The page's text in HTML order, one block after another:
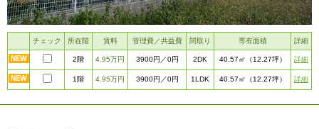
チェック 所在階 賃料 管理費／共益費 間取り 専有面積 詳細
2階 4.95万円 3900円 ／0円 2DK 40.57㎡ （12.27坪） 詳細
1階 4.95万円 3900円 ／0円 1LDK 40.57㎡ （12.27坪） 詳細